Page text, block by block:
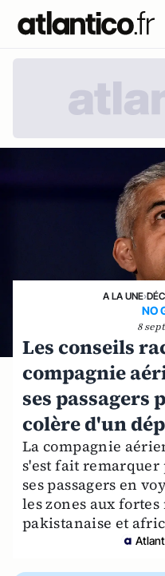
A LA UNE›
NO
8
Les conseils
compagnie
ses passagers
colère d'un
La compagnie
s'est fait
ses passagers en
les zones aux
pakistanaise et